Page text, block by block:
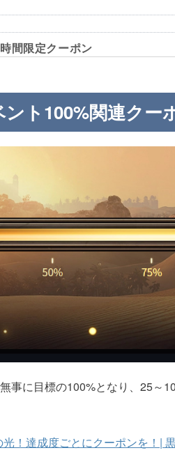
間限定クーポン
ト100%関連クー
事に目標の100%となり、25～
！達成度ごとにクーポンを！|